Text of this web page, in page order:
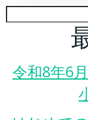
令和8年6